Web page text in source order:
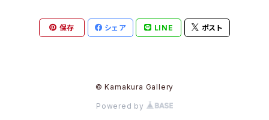
保存 シェア LINE ポスト
© Kamakura Gallery
Powered by